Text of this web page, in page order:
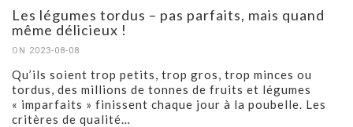
Les légumes tordus – pas parfaits, mais quand
même délicieux !
ON 2023-08-08
Qu’ils soient trop petits, trop gros, trop minces ou
tordus, des millions de tonnes de fruits et légumes
« imparfaits » finissent chaque jour à la poubelle. Les
critères de qualité…